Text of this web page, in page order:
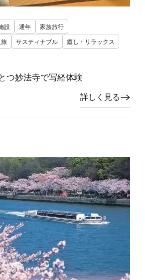
設 通年
家族旅行
サスティナブル
癒し・リラックス
つ妙法寺で写経体験
詳しく見る